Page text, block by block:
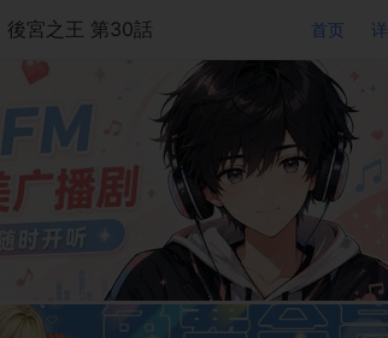
後宮之王 第30話 首页